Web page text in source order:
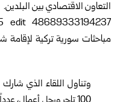
التعاون الاقتصادي بين البلدين.
وتناول اللقاء الذي